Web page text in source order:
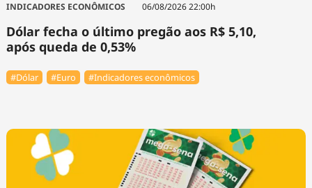
INDICADORES ECONÔMICOS 06/08/2026 22:00h
Dólar fecha o último pregão aos R$ 5,10,
após queda de 0,53%
#Dólar #Euro #Indicadores econômicos